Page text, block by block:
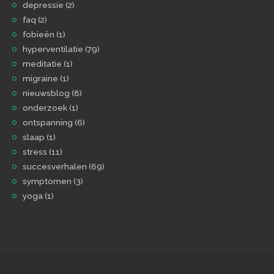
depressie (2)
faq (2)
fobieën (1)
hyperventilatie (79)
meditatie (1)
migraine (1)
nieuwsblog (8)
onderzoek(1)
ontspanning (6)
slaap (1)
stress (11)
succesverhalen (69)
symptomen (3)
yoga (1)